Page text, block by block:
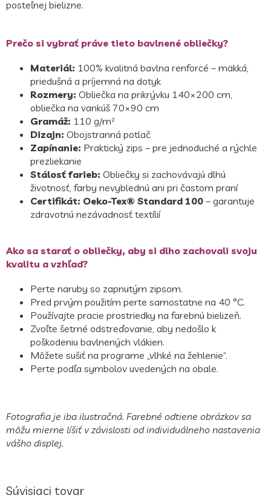
posteľnej bielizne.
Prečo si vybrať práve tieto bavlnené obliečky?
Materiál: 100% kvalitná bavlna renforcé – mäkká,
priedušná a príjemná na dotyk
Rozmery: Obliečka na prikrývku 140×200 cm,
obliečka na vankúš 70×90 cm
Gramáž: 110 g/m²
Dizajn: Obojstranná potlač
Zapínanie: Praktický zips – pre jednoduché a rýchle
prezliekanie
Stálosť farieb: Obliečky si zachovávajú dlhú
životnosť, farby nevyblednú ani pri častom praní
Certifikát: Oeko-Tex® Standard 100 – garantuje
zdravotnú nezávadnosť textílií
Ako sa starať o obliečky, aby si dlho zachovali svoju
kvalitu a vzhľad?
Perte naruby so zapnutým zipsom.
Pred prvým použitím perte samostatne na 40 °C.
Používajte pracie prostriedky na farebnú bielizeň.
Zvoľte šetrné odstreďovanie, aby nedošlo k
poškodeniu bavlnených vlákien.
Môžete sušiť na programe „vlhké na žehlenie“.
Perte podľa symbolov uvedených na obale.
Fotografia je iba ilustračná. Farebné odtiene obrázkov sa
môžu mierne líšiť v závislosti od individuálneho nastavenia
vášho displej.
Súvisiaci tovar